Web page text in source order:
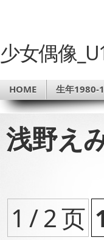
少女偶像
HOME 生年1980-
浅野え
1 / 2 页